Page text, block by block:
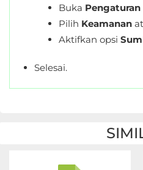
Buka Pengaturan
Pilih Keamanan
Aktifkan opsi
Selesai.